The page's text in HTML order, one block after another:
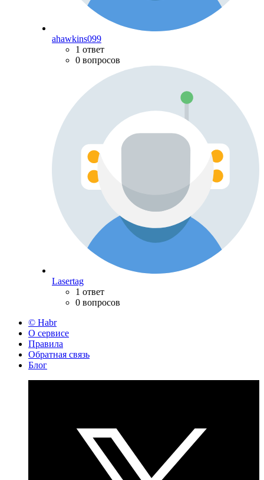
ahawkins099
1 ответ
0 вопросов
Lasertag
1 ответ
0 вопросов
© Habr
О сервисе
Правила
Обратная связь
Блог